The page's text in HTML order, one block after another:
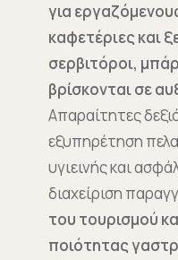
για
καφετέριες και
σερβιτόροι,
βρίσκονται σε
Απαραίτητες
εξυπηρέτηση
υγιεινής και
διαχείριση
του τουρισμού
ποιότητας